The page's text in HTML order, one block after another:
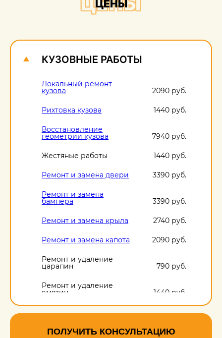
ЦЕНЫ
КУЗОВНЫЕ РАБОТЫ
Локальный ремонт
кузова 2090 руб.
Рихтовка кузова 1440 руб.
Восстановление
геометрии кузова 7940 руб.
Жестяные работы 1440 руб.
Ремонт и замена двери 3390 руб.
Ремонт и замена
бампера 3390 руб.
Ремонт и замена крыла 2740 руб.
Ремонт и замена капота 2090 руб.
Ремонт и удаление
царапин 790 руб.
Ремонт и удаление
вмятин 1440 руб.
Ремонт и удаление
ПОЛУЧИТЬ КОНСУЛЬТАЦИЮ